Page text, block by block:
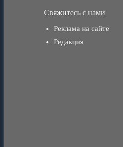
Свяжитесь с нами
Реклама на сайте
Редакция